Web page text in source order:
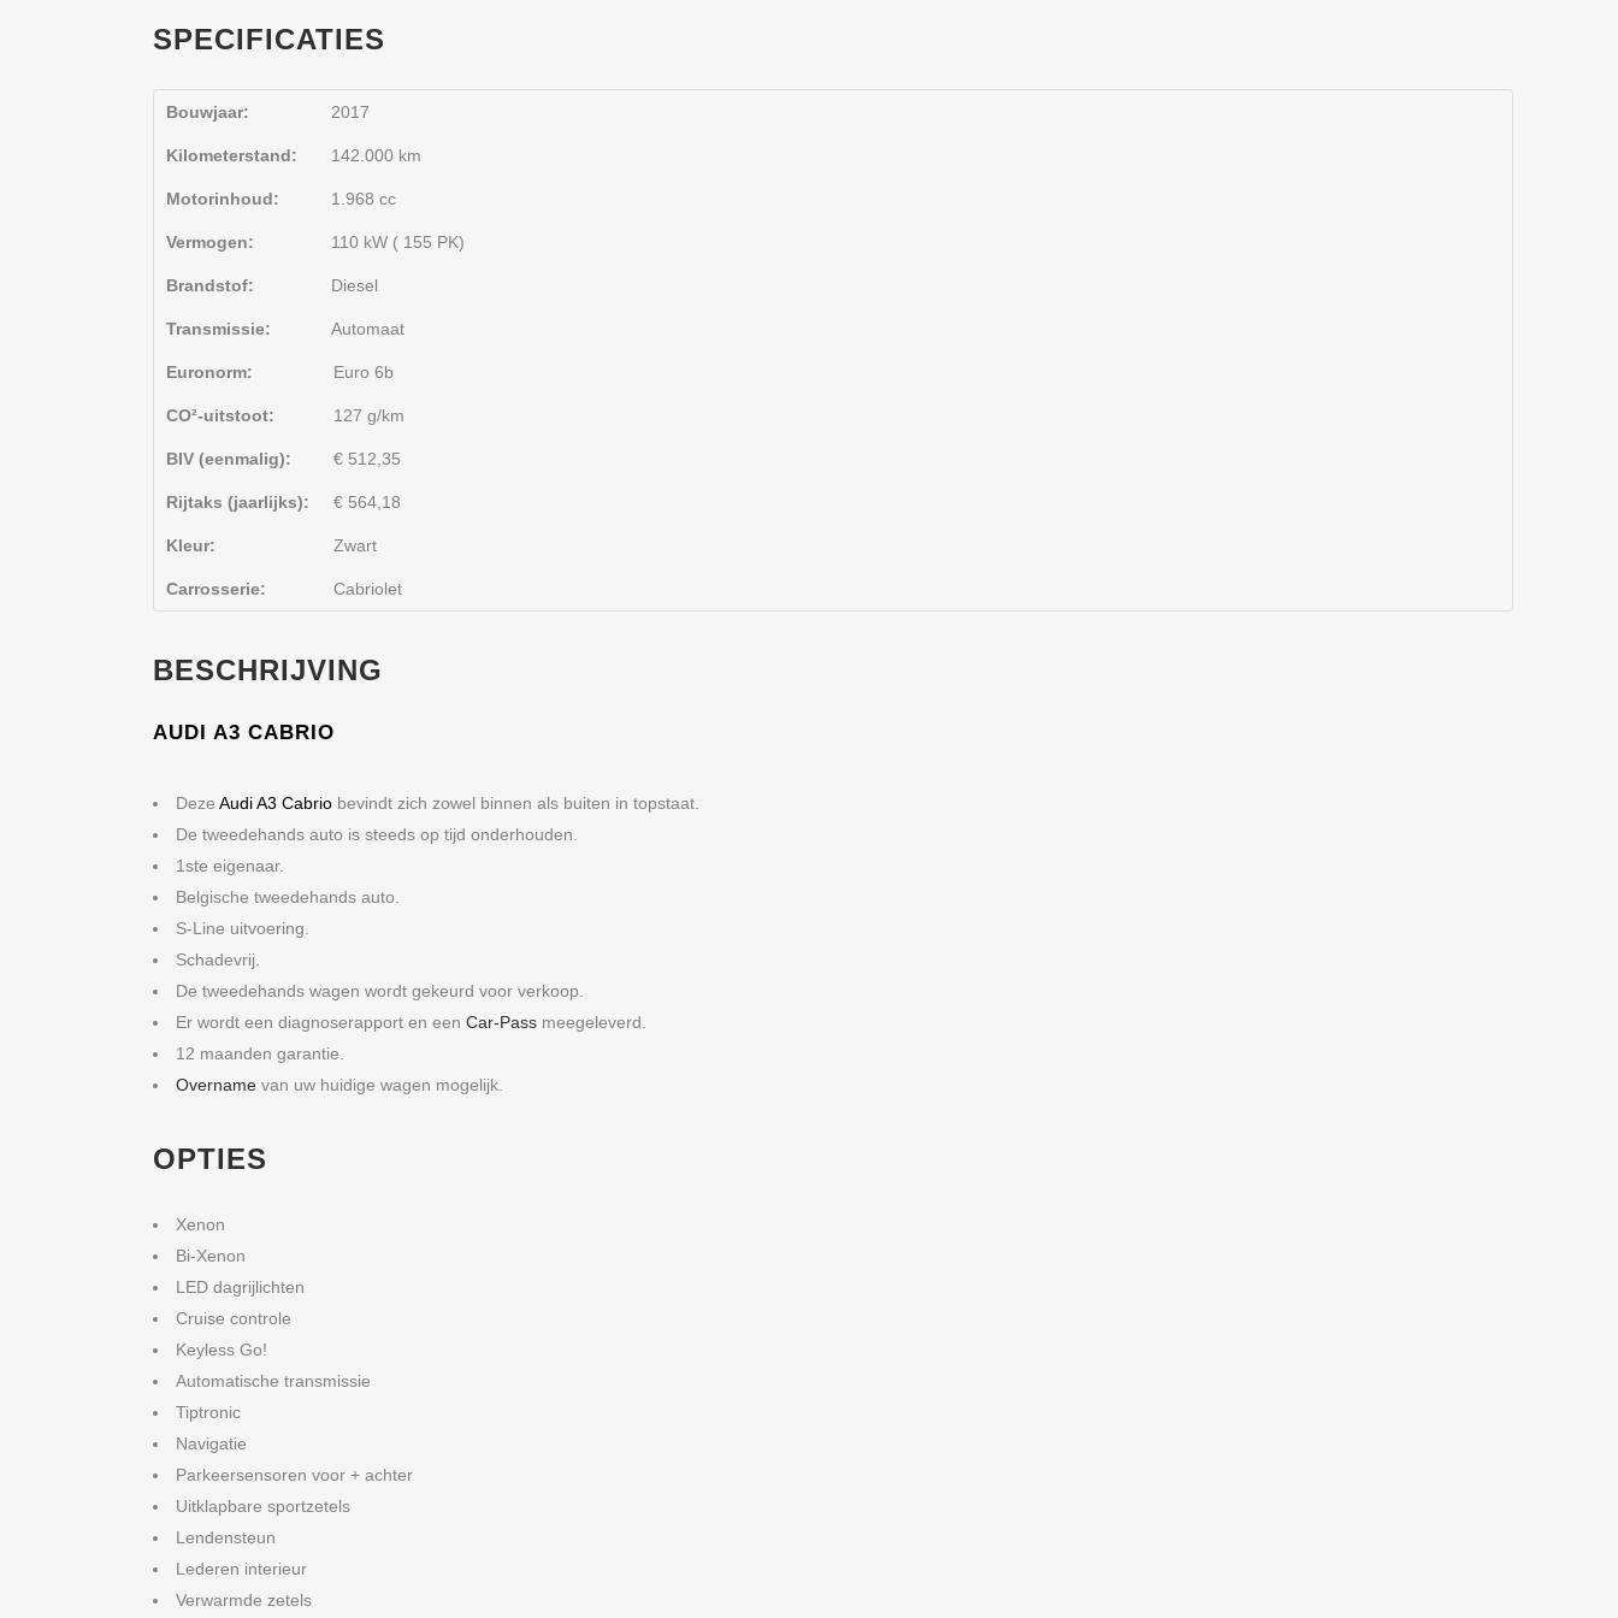
SPECIFICATIES
Bouwjaar: 2017
Kilometerstand: 142.000 km
Motorinhoud: 1.968 cc
Vermogen: 110 kW ( 155 PK)
Brandstof: Diesel
Transmissie: Automaat
Euronorm: Euro 6b
CO²-uitstoot: 127 g/km
BIV (eenmalig): € 512,35
Rijtaks (jaarlijks): € 564,18
Kleur: Zwart
Carrosserie: Cabriolet
BESCHRIJVING
AUDI A3 CABRIO
Deze AudiA3 Cabrio bevindt zich zowel binnen als buiten in topstaat.
De tweedehands auto is steeds op tijd onderhouden.
1ste eigenaar.
Belgische tweedehands auto.
S-Line uitvoering.
Schadevrij.
De tweedehands wagen wordt gekeurd voor verkoop.
Er wordt een diagnoserapport en een Car-Pass meegeleverd.
12 maanden garantie.
Overname van uw huidige wagen mogelijk.
OPTIES
Xenon
Bi-Xenon
LED dagrijlichten
Cruise controle
Keyless Go!
Automatische transmissie
Tiptronic
Navigatie
Parkeersensoren voor + achter
Uitklapbare sportzetels
Lendensteun
Lederen interieur
Verwarmde zetels